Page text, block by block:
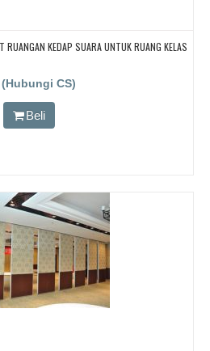
RUANGAN KEDAP SUARA UNTUK RUANG KELAS
(Hubungi CS)
Beli